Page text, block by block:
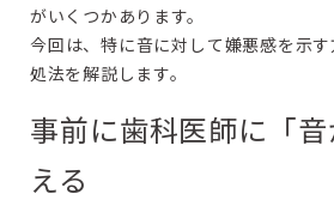
がいくつかあります。
今回は、特に音に対して嫌悪感を示
処法を解説します。
事前に歯科医師に「
える